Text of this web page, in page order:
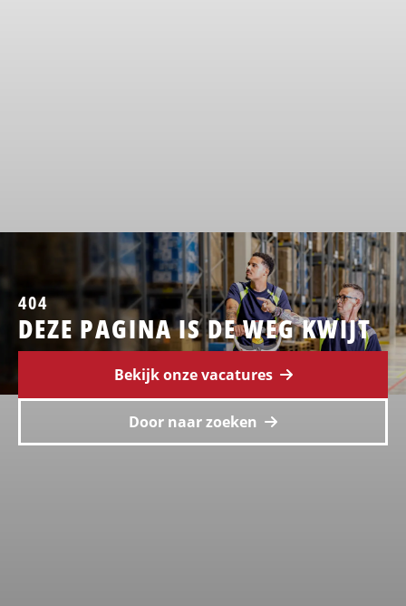
404
DEZE PAGINA IS DE WEG KWIJT
Bekijk onze vacatures
Door naar zoeken